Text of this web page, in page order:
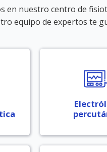
en nuestro centro de
equipo de expertos